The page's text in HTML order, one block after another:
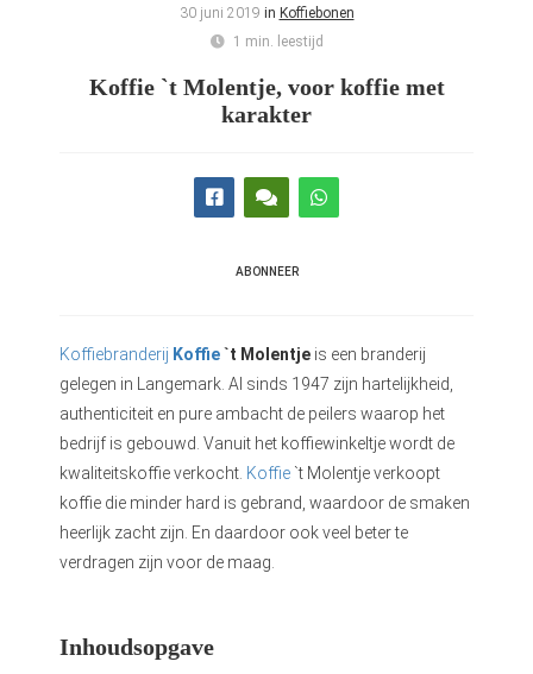
30 juni 2019 in Koffiebonen
1 min. leestijd
Koffie `t Molentje, voor koffie met
karakter
ABONNEER
Koffiebranderij Koffie`t Molentje is een branderij
gelegen in Langemark. Al sinds 1947 zijn hartelijkheid,
authenticiteit en pure ambacht de peilers waarop het
bedrijf is gebouwd. Vanuit het koffiewinkeltje wordt de
kwaliteitskoffie verkocht. Koffie `t Molentje verkoopt
koffie die minder hard is gebrand, waardoor de smaken
heerlijk zacht zijn. En daardoor ook veel beter te
verdragen zijn voor de maag.
Inhoudsopgave